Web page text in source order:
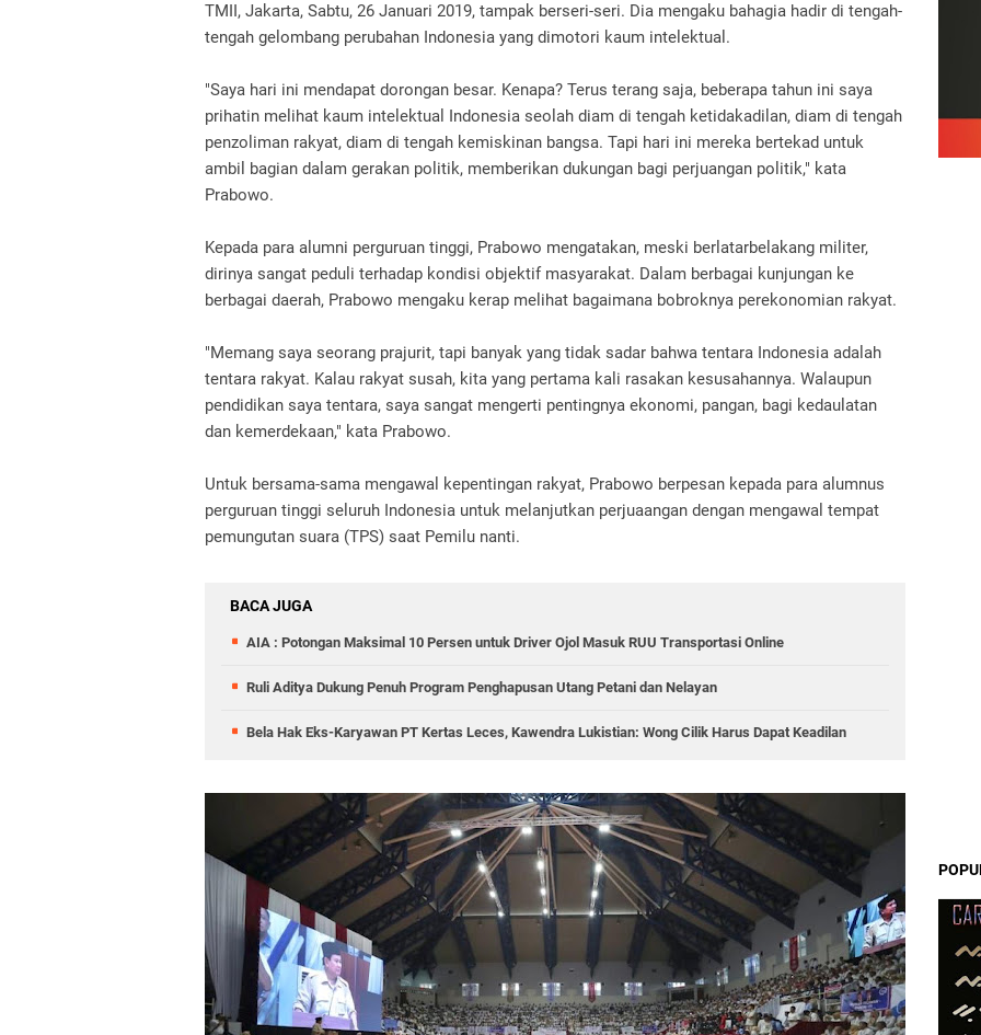
TMII, Jakarta, Sabtu, 26 Januari 2019, tampak berseri-seri. Dia mengaku bahagia hadir di tengah-
tengah gelombang perubahan Indonesia yang dimotori kaum intelektual.
"Saya hari ini mendapat dorongan besar. Kenapa? Terus terang saja, beberapa tahun ini saya
prihatin melihat kaum intelektual Indonesia seolah diam di tengah ketidakadilan, diam di tengah
penzoliman rakyat, diam di tengah kemiskinan bangsa. Tapi hari ini mereka bertekad untuk
ambil bagian dalam gerakan politik, memberikan dukungan bagi perjuangan politik," kata
Prabowo.
Kepada para alumni perguruan tinggi, Prabowo mengatakan, meski berlatarbelakang militer,
dirinya sangat peduli terhadap kondisi objektif masyarakat. Dalam berbagai kunjungan ke
berbagai daerah, Prabowo mengaku kerap melihat bagaimana bobroknya perekonomian rakyat.
"Memang saya seorang prajurit, tapi banyak yang tidak sadar bahwa tentara Indonesia adalah
tentara rakyat. Kalau rakyat susah, kita yang pertama kali rasakan kesusahannya. Walaupun
pendidikan saya tentara, saya sangat mengerti pentingnya ekonomi, pangan, bagi kedaulatan
dan kemerdekaan," kata Prabowo.
Untuk bersama-sama mengawal kepentingan rakyat, Prabowo berpesan kepada para alumnus
perguruan tinggi seluruh Indonesia untuk melanjutkan perjuaangan dengan mengawal tempat
pemungutan suara (TPS) saat Pemilu nanti.
BACA JUGA
AIA : Potongan Maksimal 10 Persen untuk Driver Ojol Masuk RUU Transportasi Online
Ruli Aditya Dukung Penuh Program Penghapusan Utang Petani dan Nelayan
Bela Hak Eks-Karyawan PT Kertas Leces, Kawendra Lukistian: Wong Cilik Harus Dapat Keadilan